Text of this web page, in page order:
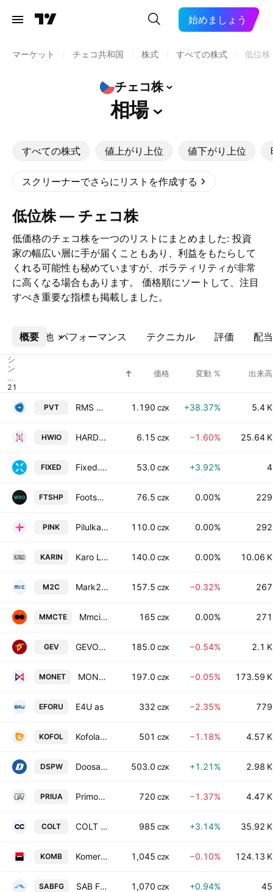
始めましょう
マーケット チェコ共和国 株式 すべての株式 低位株
チェコ株
相場
すべての株式 値上がり上位 値下がり上位
スクリーナーでさらにリストを作成する
低位株 — チェコ株
低価格のチェコ株を一つのリストにまとめました: 投資
家の幅広い層に手が届くこともあり、利益をもたらして
くれる可能性も秘めていますが、ボラティリティが非常
に高くなる場合もあります。 価格順にソートして、注目
すべき重要な指標も掲載しました。
概要 パフォーマンス テクニカル 評価 配当
その他
シ
ン
ボ
ル
価格 変動 % 出来高
PVT RMS Mezzanine, a.s. 1.190 CZK +38.37% 5.4 K
HWIO HARDWARIO A.S. 6.15 CZK −1.60% 25.64 K
FIXED Fixed.zone a.s. 53.0 CZK +3.92% 4
FTSHP Footshop a.s. 76.5 CZK 0.00% 229
PINK Pilulka Lekarny a.s. 110.0 CZK 0.00% 292
KARIN Karo Leather AS 140.0 CZK 0.00% 10.06 K
M2C Mark2 Corporation Investment SE 157.5 CZK −0.32% 267
MMCTE Mmcite a.s. 165 CZK 0.00% 271
GEV GEVORKYAN, a.s. 185.0 CZK −0.54% 2.1 K
MONET MONETA Money Bank AS 197.0 CZK −0.05% 173.59 K
EFORU E4U as 332 CZK −2.35% 779
KOFOL Kofola CeskoSlovensko as 501 CZK −1.18% 4.57 K
DSPW Doosan Skoda Power AS 503.0 CZK +1.21% 2.98 K
PRIUA Primoco UAV SE 720 CZK −1.37% 4.47 K
COLT COLT CZ GROUP SE 985 CZK +3.14% 35.92 K
KOMB Komercni banka, a.s. 1,045 CZK −0.10% 124.13 K
SABFG SAB Finance as 1,070 CZK +0.94% 45